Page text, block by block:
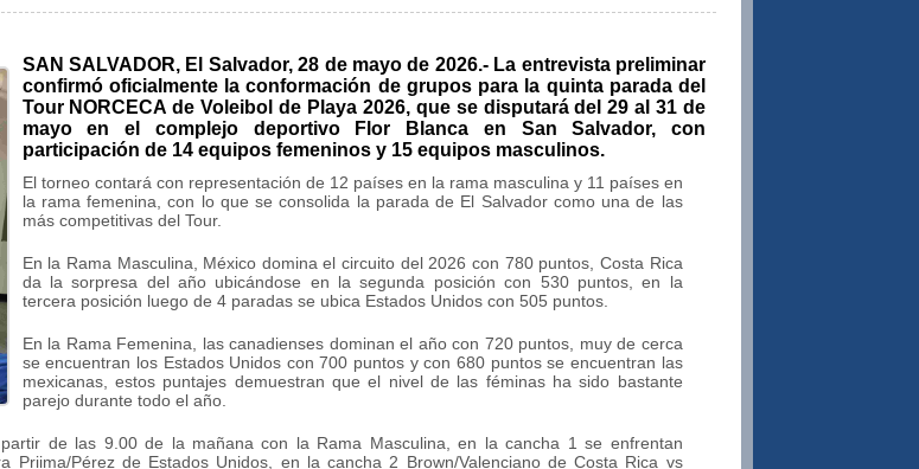
SAN SALVADOR, El Salvador, 28 de mayo de 2026.- La entrevista preliminar
confirmó oficialmente la conformación de grupos para la quinta parada del
Tour NORCECA de Voleibol de Playa 2026, que se disputará del 29 al 31 de
mayo en el complejo deportivo Flor Blanca en San Salvador, con
participación de 14 equipos femeninos y 15 equipos masculinos.
El torneo contará con representación de 12 países en la rama masculina y 11 países en
la rama femenina, con lo que se consolida la parada de El Salvador como una de las
más competitivas del Tour.
En la Rama Masculina, México domina el circuito del 2026 con 780 puntos, Costa Rica
da la sorpresa del año ubicándose en la segunda posición con 530 puntos, en la
tercera posición luego de 4 paradas se ubica Estados Unidos con 505 puntos.
En la Rama Femenina, las canadienses dominan el año con 720 puntos, muy de cerca
se encuentran los Estados Unidos con 700 puntos y con 680 puntos se encuentran las
mexicanas, estos puntajes demuestran que el nivel de las féminas ha sido bastante
parejo durante todo el año.
de las 9.00 de la mañana con la Rama Masculina, en la cancha 1 se enfrentan
Priima/Pérez de Estados Unidos, en la cancha 2 Brown/Valenciano de Costa Rica vs